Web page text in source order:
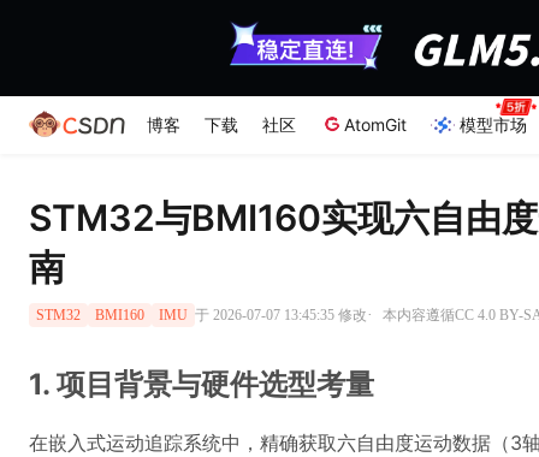
博客 下载 社区 AtomGit 模型市场
STM32与BMI160实现六自由
南
STM32 BMI160 IMU 于 2026-07-07 13:45:35 修改· 本内容遵循CC 4.0 BY-
1. 项目背景与硬件选型考量
在嵌入式运动追踪系统中，精确获取六自由度运动数据（3